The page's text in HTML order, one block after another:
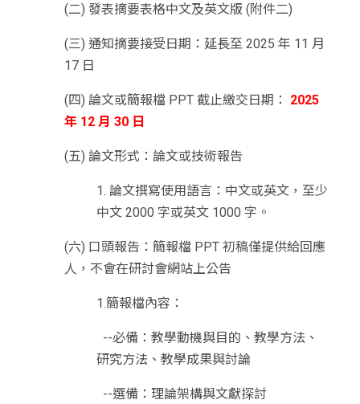
(二) 發表摘要表格中文及英文版 (附件二)
(三) 通知摘要接受日期：延長至 2025 年 11 月
17 日
(四) 論文或簡報檔 PPT 截止繳交日期：
2025
年 12 月 30 日
(五) 論文形式：論文或技術報告
1. 論文撰寫使用語言：中文或英文，至少
中文 2000 字或英文 1000 字。
(六) 口頭報告：簡報檔 PPT 初稿僅提供給回應
人，不會在研討會網站上公告
1.簡報檔內容：
--必備：教學動機與目的、教學方法、
研究方法、教學成果與討論
--選備：理論架構與文獻探討